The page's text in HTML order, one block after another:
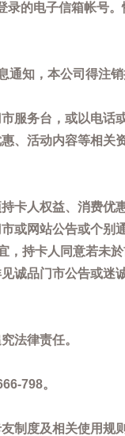
的电子信箱帐号
知，本公司得注销
服务台，或以电
、活动内容等相
卡人权益、消费
或网站公告或个
持卡人同意若未
诚品门市公告或
法律责任。
798。
度及相关使用规